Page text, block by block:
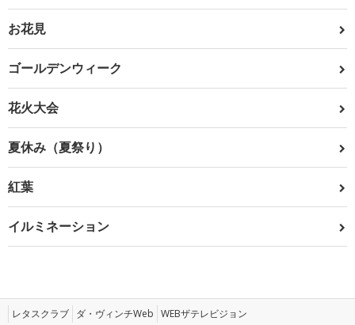
お花見
ゴールデンウィーク
花火大会
夏休み（夏祭り）
紅葉
イルミネーション
レタスクラブ ダ・ヴィンチWeb WEBザテレビジョン